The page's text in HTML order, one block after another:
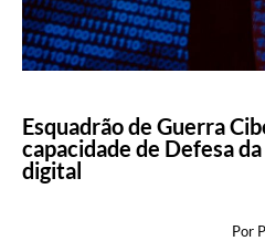
Esquadrão de Guerra
capacidade de Defesa
digital
Por